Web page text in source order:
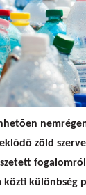
zöld
fogalomról
különbség